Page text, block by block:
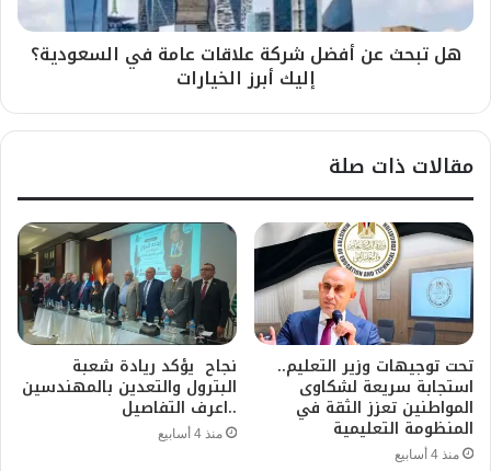
هل تبحث عن أفضل شركة علاقات عامة في السعودية؟
إليك أبرز الخيارات
مقالات ذات صلة
تحت توجيهات وزير التعليم..
استجابة سريعة لشكاوى
المواطنين تعزز الثقة في
المنظومة التعليمية
منذ 4 أسابيع
نجاح يؤكد ريادة شعبة
البترول والتعدين بالمهندسين
..اعرف التفاصيل
منذ 4 أسابيع